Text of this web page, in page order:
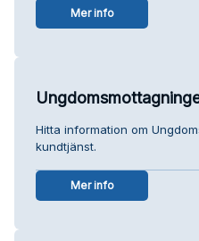
Mer info
Hitta information om
kundtjänst.
Mer info